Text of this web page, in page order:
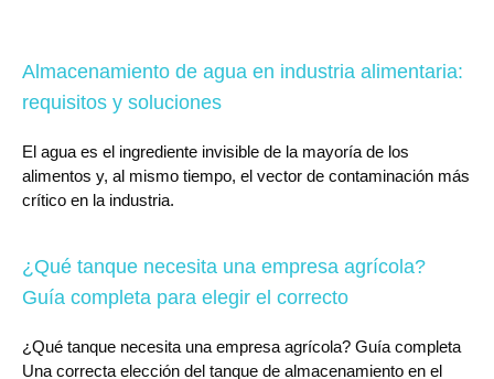
Almacenamiento de agua en industria alimentaria:
requisitos y soluciones
El agua es el ingrediente invisible de la mayoría de los
alimentos y, al mismo tiempo, el vector de contaminación más
crítico en la industria.
¿Qué tanque necesita una empresa agrícola?
Guía completa para elegir el correcto
¿Qué tanque necesita una empresa agrícola? Guía completa
Una correcta elección del tanque de almacenamiento en el